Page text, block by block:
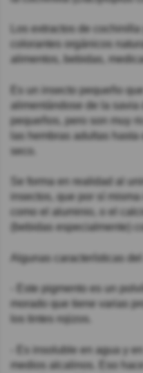
Los extractos de
colorantes orgánicos
alimentos, bebidas,
Es un insecto pequeño
alimentándose de la savia
pequeños, pero son muy
las hembras adultas
seco.
Se forma en realidad al
insectos, que por sí
como el aluminio, o el
(bebidas especialmente)
Algunas características
- Este pigmento es un
morado que tiene varias
los tintes rojizos.
- Es insoluble en agua y
medios alcalinos. Eso